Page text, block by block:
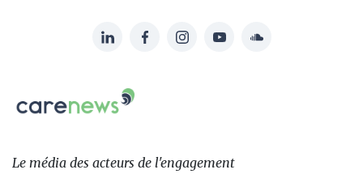
sur:
LinkedInFacebookInstagramYouTubeSoundcloud
Le
des
Le média des acteurs de l'engagement